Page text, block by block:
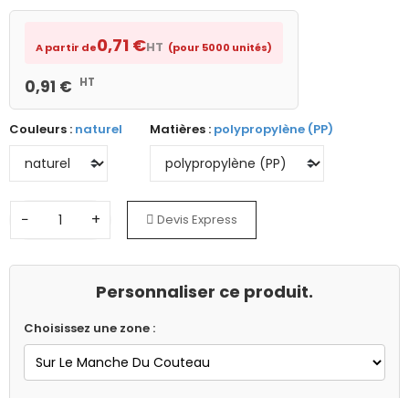
A partir de0,71 €HT (pour 5000 unités)
0,91 € HT
Couleurs : naturel Matières : polypropylène (PP)
− + Devis Express
Personnaliser ce produit.
Choisissez une zone :